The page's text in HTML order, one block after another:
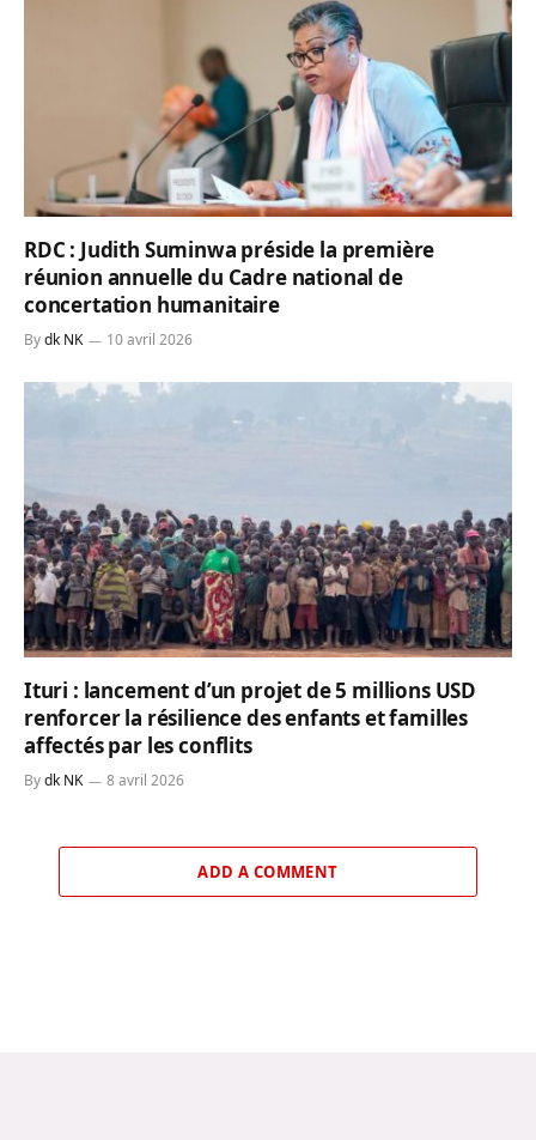
RDC : Judith Suminwa préside la première
réunion annuelle du Cadre national de
concertation humanitaire
Bydk NK 10 avril 2026
Ituri : lancement d’un projet de 5 millions USD
renforcer la résilience des enfants et familles
affectés par les conflits
Bydk NK 8 avril 2026
ADD A COMMENT